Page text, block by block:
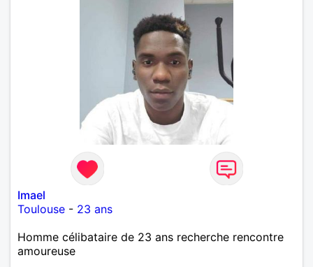
Imael
Toulouse - 23 ans
Homme célibataire de 23 ans recherche rencontre
amoureuse